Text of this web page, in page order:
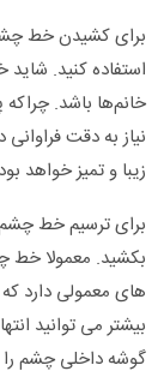
برای کشیدن خط
استفاده کنید.
خانم‌ها باشد. چراکه
نیاز به دقت
زیبا و تمیز خواهد
برای ترسیم خط چشم
بکشید. معمولا خط
های معمولی دارد
بیشتر می توانید
گوشه داخلی چشم